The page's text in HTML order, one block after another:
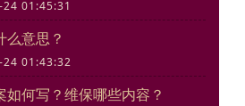
01:45:31
么意思？
01:43:32
如何写？维保哪些内容？